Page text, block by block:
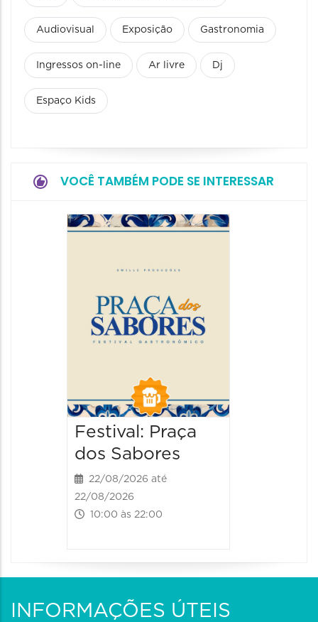
Audiovisual Exposição Gastronomia
Ingressos on-line Ar livre Dj
Espaço Kids
VOCÊ TAMBÉM PODE SE INTERESSAR
Festival: Praça
dos Sabores
22/08/2026 até
22/08/2026
10:00 às 22:00
INFORMAÇÕES ÚTEIS